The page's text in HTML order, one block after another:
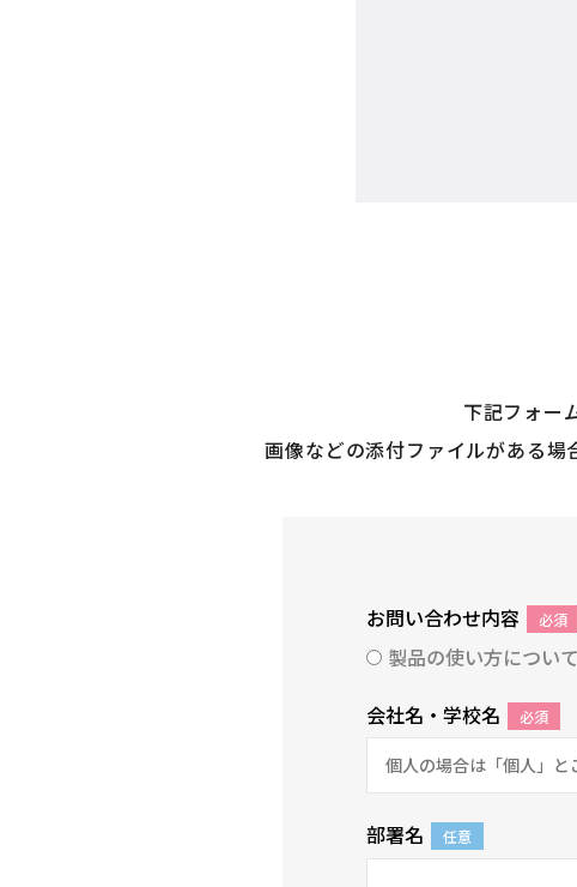
下記フォー
画像などの添付ファイルがある
お問い合わせ内容 必須
製品の使い方について
会社名・学校名
必須
部署名 任意